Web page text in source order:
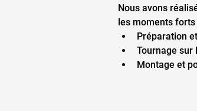
Nous avons
les moments
Préparation
Tournage sur
Montage et